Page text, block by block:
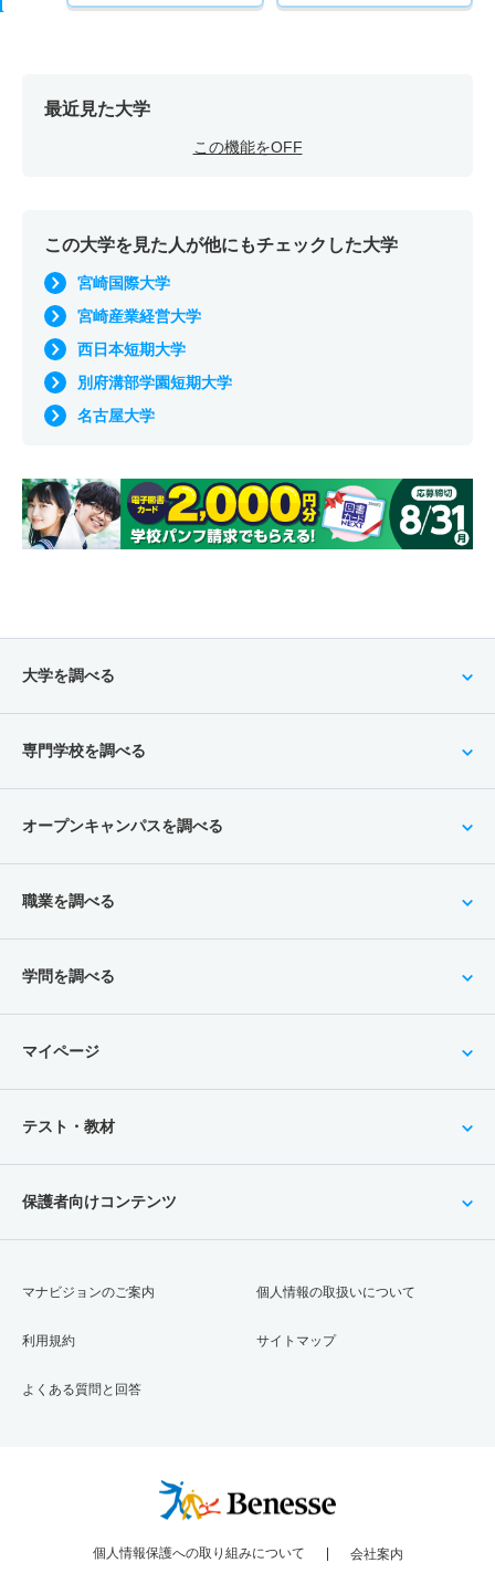
最近見た大学
この機能をOFF
この大学を見た人が他にもチェックした大学
宮崎国際大学
宮崎産業経営大学
西日本短期大学
別府溝部学園短期大学
名古屋大学
大学を調べる
専門学校を調べる
オープンキャンパスを調べる
職業を調べる
学問を調べる
マイページ
テスト・教材
保護者向けコンテンツ
マナビジョンのご案内
利用規約
よくある質問と回答
個人情報の取扱いについて
サイトマップ
個人情報保護への取り組みについて 会社案内